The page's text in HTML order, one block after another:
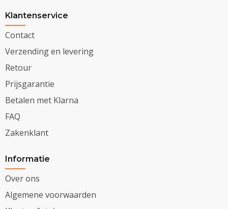
Klantenservice
Contact
Verzending en levering
Retour
Prijsgarantie
Betalen met Klarna
FAQ
Zakenklant
Informatie
Over ons
Algemene voorwaarden